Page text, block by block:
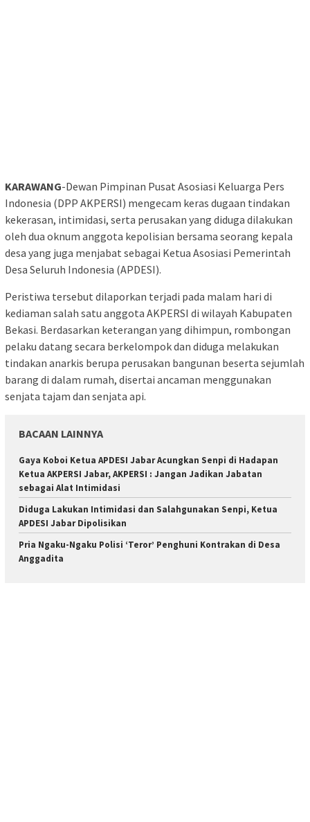
KARAWANG-Dewan Pimpinan Pusat Asosiasi Keluarga Pers
Indonesia (DPP AKPERSI) mengecam keras dugaan tindakan
kekerasan, intimidasi, serta perusakan yang diduga dilakukan
oleh dua oknum anggota kepolisian bersama seorang kepala
desa yang juga menjabat sebagai Ketua Asosiasi Pemerintah
Desa Seluruh Indonesia (APDESI).
Peristiwa tersebut dilaporkan terjadi pada malam hari di
kediaman salah satu anggota AKPERSI di wilayah Kabupaten
Bekasi. Berdasarkan keterangan yang dihimpun, rombongan
pelaku datang secara berkelompok dan diduga melakukan
tindakan anarkis berupa perusakan bangunan beserta sejumlah
barang di dalam rumah, disertai ancaman menggunakan
senjata tajam dan senjata api.
BACAAN LAINNYA
Gaya Koboi Ketua APDESI Jabar Acungkan Senpi di Hadapan
Ketua AKPERSI Jabar, AKPERSI : Jangan Jadikan Jabatan
sebagai Alat Intimidasi
Diduga Lakukan Intimidasi dan Salahgunakan Senpi, Ketua
APDESI Jabar Dipolisikan
Pria Ngaku-Ngaku Polisi ‘Teror’ Penghuni Kontrakan di Desa
Anggadita